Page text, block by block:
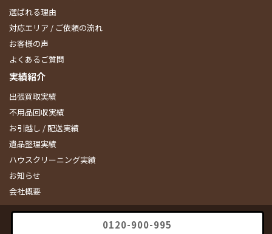
選ばれる理由
対応エリア / ご依頼の流れ
お客様の声
よくあるご質問
実績紹介
出張買取実績
不用品回収実績
お引越し / 配送実績
遺品整理実績
ハウスクリーニング実績
お知らせ
会社概要
0120-900-995